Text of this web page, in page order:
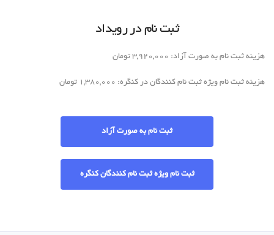
ثبت نام در رویداد
هزینه ثبت نام به صورت آزاد: 3,920,000 تومان
هزینه ثبت نام ویژه ثبت نام کنندگان در کنگره: 1,380,000 تومان
ثبت نام به صورت آزاد
ثبت نام ویژه ثبت نام کنندگان کنگره